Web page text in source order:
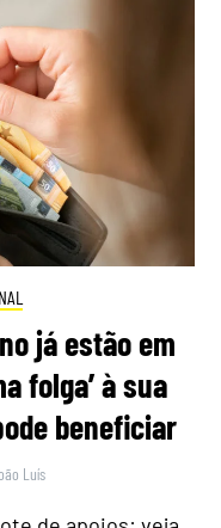
já estão em
folga’ à sua
beneficiar
Luís